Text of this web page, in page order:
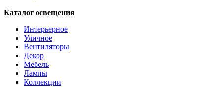
Каталог освещения
Интерьерное
Уличное
Вентиляторы
Декор
Мебель
Лампы
Коллекции